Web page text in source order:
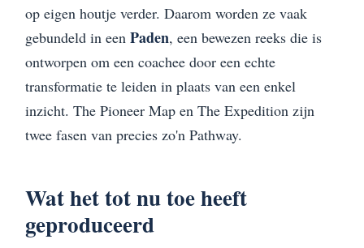
op eigen houtje verder. Daarom worden ze vaak
gebundeld in een Paden, een bewezen reeks die is
ontworpen om een coachee door een echte
transformatie te leiden in plaats van een enkel
inzicht. The Pioneer Map en The Expedition zijn
twee fasen van precies zo'n Pathway.
Wat het tot nu toe heeft
geproduceerd